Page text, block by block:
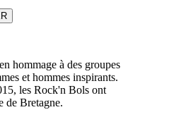
hommage à des groupes
et hommes inspirants.
les Rock'n Bols ont
de Bretagne.